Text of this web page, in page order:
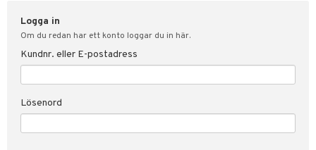
Fitness
Hem & Inredning
Leksaker, Barn & Baby
Varumärken
Logga in
Om du redan har ett konto loggar du in här.
Kundnr. eller E-postadress
Lösenord
svar